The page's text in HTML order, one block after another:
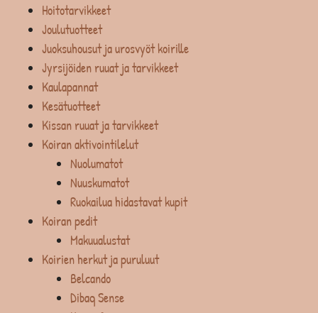
Hoitotarvikkeet
Joulutuotteet
Juoksuhousut ja urosvyöt koirille
Jyrsijöiden ruuat ja tarvikkeet
Kaulapannat
Kesätuotteet
Kissan ruuat ja tarvikkeet
Koiran aktivointilelut
Nuolumatot
Nuuskumatot
Ruokailua hidastavat kupit
Koiran pedit
Makuualustat
Koirien herkut ja puruluut
Belcando
Dibaq Sense